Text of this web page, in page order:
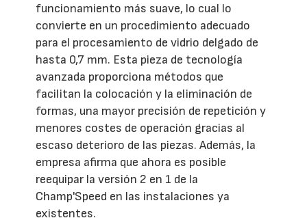
funcionamiento más suave, lo cual lo
convierte en un procedimiento adecuado
para el procesamiento de vidrio delgado de
hasta 0,7 mm. Esta pieza de tecnología
avanzada proporciona métodos que
facilitan la colocación y la eliminación de
formas, una mayor precisión de repetición y
menores costes de operación gracias al
escaso deterioro de las piezas. Además, la
empresa afirma que ahora es posible
reequipar la versión 2 en 1 de la
Champ'Speed en las instalaciones ya
existentes.